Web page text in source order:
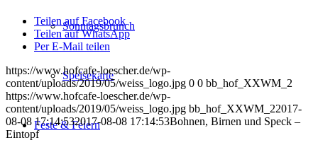
Sonntagsbrunch
Speisekarte
Feste & Feiern
Teilen auf Facebook
Teilen auf WhatsApp
Per E-Mail teilen
https://www.hofcafe-loescher.de/wp-
content/uploads/2019/05/weiss_logo.jpg 0 0 bb_hof_XXWM_2
https://www.hofcafe-loescher.de/wp-
content/uploads/2019/05/weiss_logo.jpg bb_hof_XXWM_22017-
08-08 17:14:532017-08-08 17:14:53Bohnen, Birnen und Speck –
Eintopf